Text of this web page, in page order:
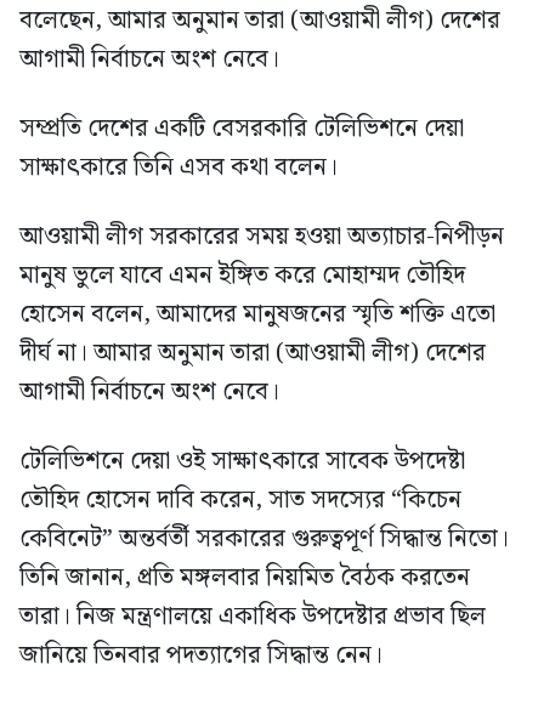
বলেছেন, আমার অনুমান তারা (আওয়ামী লীগ) দেশের
আগামী নির্বাচনে অংশ নেবে।
সম্প্রতি দেশের একটি বেসরকারি টেলিভিশনে দেয়া
সাক্ষাৎকারে তিনি এসব কথা বলেন।
আওয়ামী লীগ সরকারের সময় হওয়া অত্যাচার-নিপীড়ন
মানুষ ভুলে যাবে এমন ইঙ্গিত করে মোহাম্মদ তৌহিদ
হোসেন বলেন, আমাদের মানুষজনের স্মৃতি শক্তি এতো
দীর্ঘ না। আমার অনুমান তারা (আওয়ামী লীগ) দেশের
আগামী নির্বাচনে অংশ নেবে।
টেলিভিশনে দেয়া ওই সাক্ষাৎকারে সাবেক উপদেষ্টা
তৌহিদ হোসেন দাবি করেন, সাত সদস্যের “কিচেন
কেবিনেট” অন্তর্বর্তী সরকারের গুরুত্বপূর্ণ সিদ্ধান্ত নিতো।
তিনি জানান, প্রতি মঙ্গলবার নিয়মিত বৈঠক করতেন
তারা। নিজ মন্ত্রণালয়ে একাধিক উপদেষ্টার প্রভাব ছিল
জানিয়ে তিনবার পদত্যাগের সিদ্ধান্ত নেন।